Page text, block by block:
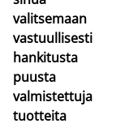
valitsemaan
vastuullisesti
hankitusta
puusta
valmistettuja
tuotteita